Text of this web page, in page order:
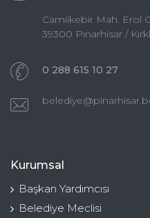
Camiikebir Mah. Erol
39300 Pınarhisar /
0 288 615 10 27
Kurumsal
Başkan Yardımcısı
Belediye Meclisi